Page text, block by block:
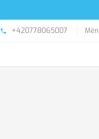
phone +420778065007